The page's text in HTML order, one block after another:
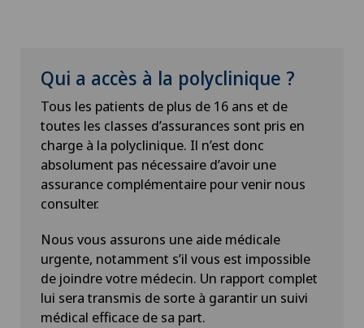
Qui a accès à la polyclinique ?
Tous les patients de plus de 16 ans et de
toutes les classes d’assurances sont pris en
charge à la polyclinique. Il n’est donc
absolument pas nécessaire d’avoir une
assurance complémentaire pour venir nous
consulter.
Nous vous assurons une aide médicale
urgente, notamment s’il vous est impossible
de joindre votre médecin. Un rapport complet
lui sera transmis de sorte à garantir un suivi
médical efficace de sa part.